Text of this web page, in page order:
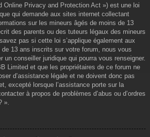
Online Privacy and Protection Act ») est une loi
qui demande aux sites internet collectant
sur les mineurs âgés de moins de 13
des parents ou des tuteurs légaux des mineurs
pas si cette loi s’applique également aux
13 ans inscrits sur votre forum, nous vous
un conseiller juridique qui pourra vous renseigner.
Limited et que les propriétaires de ce forum ne
d’assistance légale et ne doivent donc pas
excepté lorsque l’assistance porte sur la
à propos de problèmes d’abus ou d’ordres
».